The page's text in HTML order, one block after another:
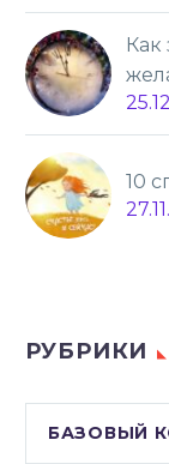
Как
10
РУБРИКИ
БАЗОВЫЙ